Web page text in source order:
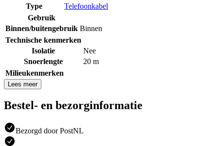
Type
Telefoonkabel
Gebruik
Binnen/buitengebruik Binnen
Technische kenmerken
Isolatie
Nee
Snoerlengte
20 m
Milieukenmerken
Lees meer
Bestel- en bezorginformatie
Bezorgd door PostNL